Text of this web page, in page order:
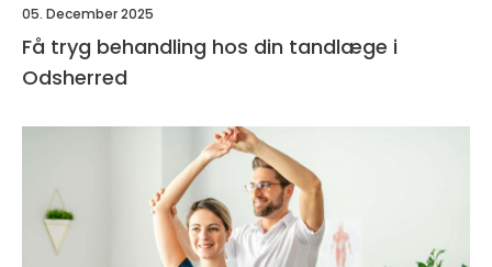
05. December 2025
Få tryg behandling hos din tandlæge i
Odsherred